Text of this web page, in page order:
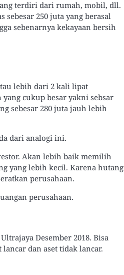
terdiri dari rumah, mobil, dll.
250 juta yang berasal
sebenarnya kekayaan bersih
lebih dari 2 kali lipat
cukup besar yakni sebsar
sebesar 280 juta jauh lebih
dari analogi ini.
Akan lebih baik memilih
yang lebih kecil. Karena hutang
perusahaan.
perusahaan.
Desember 2018. Bisa
dan aset tidak lancar.